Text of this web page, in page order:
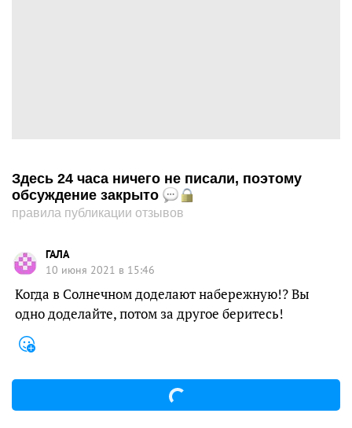
Здесь 24 часа ничего не писали, поэтому
обсуждение закрыто
правила публикации отзывов
ГАЛА
10 июня 2021 в 15:46
Когда в Солнечном доделают набережную!? Вы
одно доделайте, потом за другое беритесь!